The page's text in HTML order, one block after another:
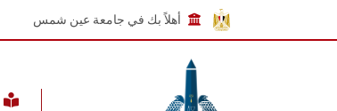
أهلاً بك في جامعة عين شمس